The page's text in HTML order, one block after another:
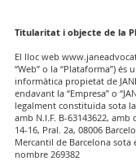
Titularitat i objecte de la
El lloc web
“Web” o la “Plataforma”) és
informàtica propietat de
endavant la “Empresa” o
legalment constituïda sota
amb N.I.F. B-63143622,
14-16, Pral. 2a, 08006
Mercantil de Barcelona
nombre 269382